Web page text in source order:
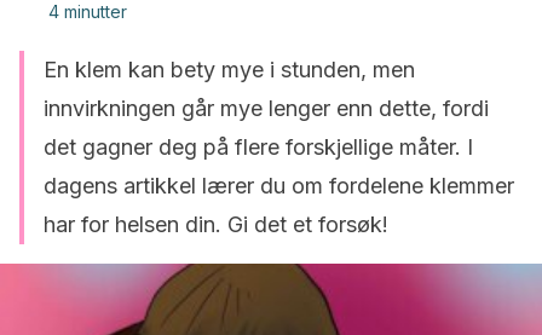
4 minutter
En klem kan bety mye i stunden, men
innvirkningen går mye lenger enn dette, fordi
det gagner deg på flere forskjellige måter. I
dagens artikkel lærer du om fordelene klemmer
har for helsen din. Gi det et forsøk!